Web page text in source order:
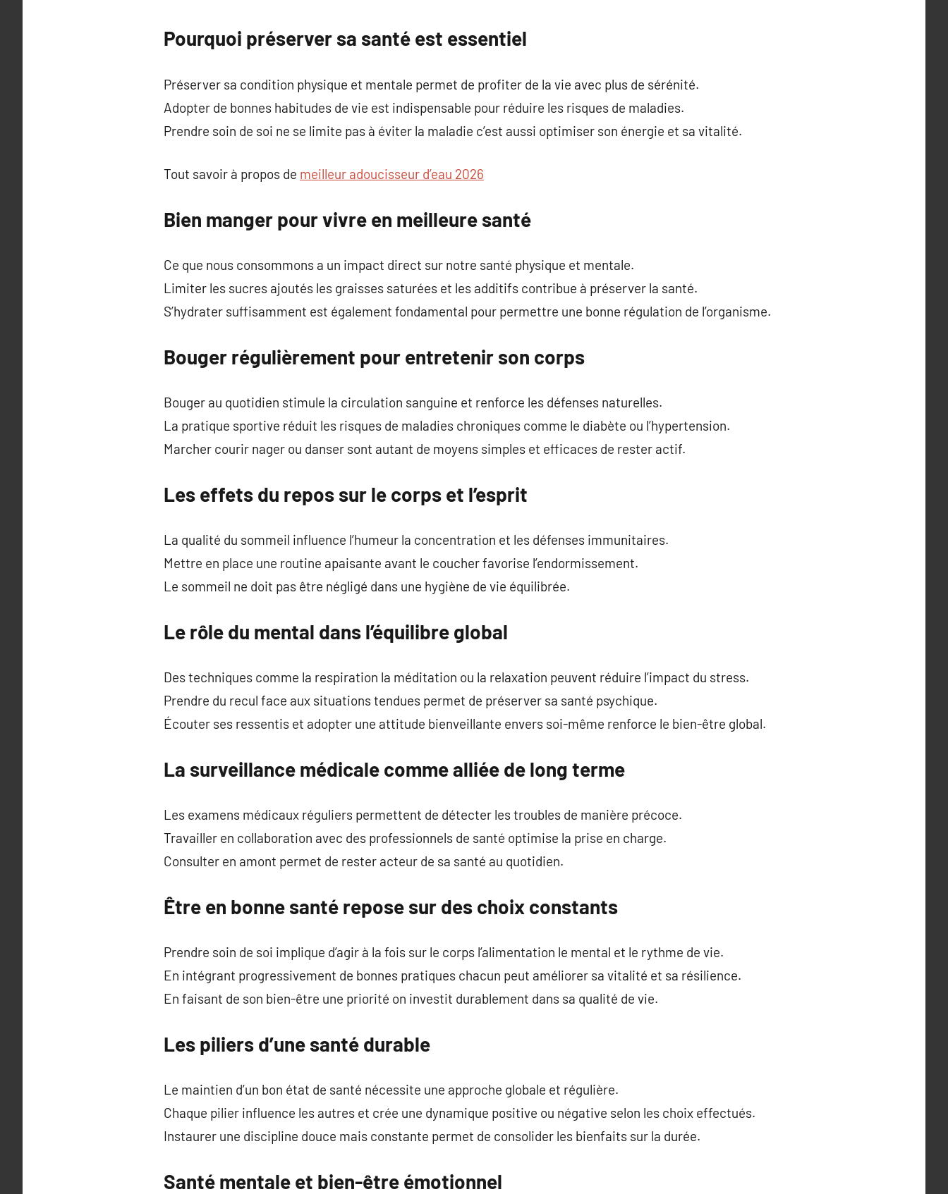
Pourquoi préserver sa santé est essentiel
Préserver sa condition physique et mentale permet de profiter de la vie avec plus de sérénité.
Adopter de bonnes habitudes de vie est indispensable pour réduire les risques de maladies.
Prendre soin de soi ne se limite pas à éviter la maladie c’est aussi optimiser son énergie et sa vitalité.
Tout savoir à propos de meilleur adoucisseur d’eau 2026
Bien manger pour vivre en meilleure santé
Ce que nous consommons a un impact direct sur notre santé physique et mentale.
Limiter les sucres ajoutés les graisses saturées et les additifs contribue à préserver la santé.
S’hydrater suffisamment est également fondamental pour permettre une bonne régulation de l’organisme.
Bouger régulièrement pour entretenir son corps
Bouger au quotidien stimule la circulation sanguine et renforce les défenses naturelles.
La pratique sportive réduit les risques de maladies chroniques comme le diabète ou l’hypertension.
Marcher courir nager ou danser sont autant de moyens simples et efficaces de rester actif.
Les effets du repos sur le corps et l’esprit
La qualité du sommeil influence l’humeur la concentration et les défenses immunitaires.
Mettre en place une routine apaisante avant le coucher favorise l’endormissement.
Le sommeil ne doit pas être négligé dans une hygiène de vie équilibrée.
Le rôle du mental dans l’équilibre global
Des techniques comme la respiration la méditation ou la relaxation peuvent réduire l’impact du stress.
Prendre du recul face aux situations tendues permet de préserver sa santé psychique.
Écouter ses ressentis et adopter une attitude bienveillante envers soi-même renforce le bien-être global.
La surveillance médicale comme alliée de long terme
Les examens médicaux réguliers permettent de détecter les troubles de manière précoce.
Travailler en collaboration avec des professionnels de santé optimise la prise en charge.
Consulter en amont permet de rester acteur de sa santé au quotidien.
Être en bonne santé repose sur des choix constants
Prendre soin de soi implique d’agir à la fois sur le corps l’alimentation le mental et le rythme de vie.
En intégrant progressivement de bonnes pratiques chacun peut améliorer sa vitalité et sa résilience.
En faisant de son bien-être une priorité on investit durablement dans sa qualité de vie.
Les piliers d’une santé durable
Le maintien d’un bon état de santé nécessite une approche globale et régulière.
Chaque pilier influence les autres et crée une dynamique positive ou négative selon les choix effectués.
Instaurer une discipline douce mais constante permet de consolider les bienfaits sur la durée.
Santé mentale et bien-être émotionnel